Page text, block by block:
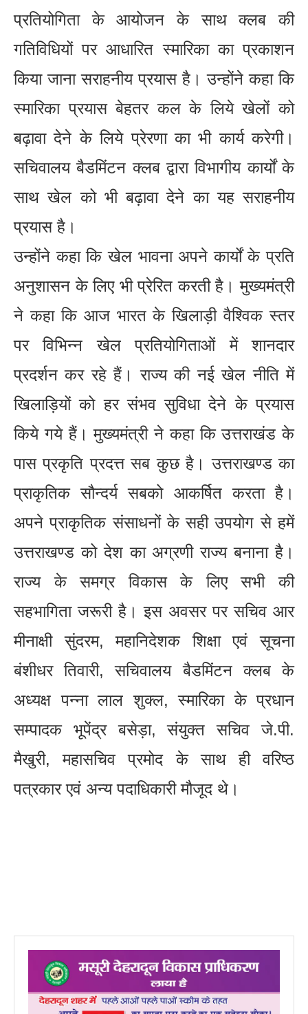
प्रतियोगिता के आयोजन के साथ क्लब की
गतिविधियों पर आधारित स्मारिका का प्रकाशन
किया जाना सराहनीय प्रयास है। उन्होंने कहा कि
स्मारिका प्रयास बेहतर कल के लिये खेलों को
बढ़ावा देने के लिये प्रेरणा का भी कार्य करेगी।
सचिवालय बैडमिंटन क्लब द्वारा विभागीय कार्यों के
साथ खेल को भी बढ़ावा देने का यह सराहनीय
प्रयास है।
उन्होंने कहा कि खेल भावना अपने कार्यों के प्रति
अनुशासन के लिए भी प्रेरित करती है। मुख्यमंत्री
ने कहा कि आज भारत के खिलाड़ी वैश्विक स्तर
पर विभिन्न खेल प्रतियोगिताओं में शानदार
प्रदर्शन कर रहे हैं। राज्य की नई खेल नीति में
खिलाड़ियों को हर संभव सुविधा देने के प्रयास
किये गये हैं। मुख्यमंत्री ने कहा कि उत्तराखंड के
पास प्रकृति प्रदत्त सब कुछ है। उत्तराखण्ड का
प्राकृतिक सौन्दर्य सबको आकर्षित करता है।
अपने प्राकृतिक संसाधनों के सही उपयोग से हमें
उत्तराखण्ड को देश का अग्रणी राज्य बनाना है।
राज्य के समग्र विकास के लिए सभी की
सहभागिता जरूरी है। इस अवसर पर सचिव आर
मीनाक्षी सुंदरम, महानिदेशक शिक्षा एवं सूचना
बंशीधर तिवारी, सचिवालय बैडमिंटन क्लब के
अध्यक्ष पन्ना लाल शुक्ल, स्मारिका के प्रधान
सम्पादक भूपेंद्र बसेड़ा, संयुक्त सचिव जे.पी.
मैखुरी, महासचिव प्रमोद के साथ ही वरिष्ठ
पत्रकार एवं अन्य पदाधिकारी मौजूद थे।